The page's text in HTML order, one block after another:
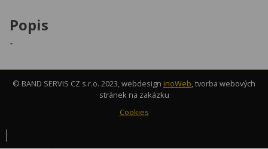
Popis
-
© BAND SERVIS CZ s.r.o. 2023, webdesign inoWeb, tvorba webových
stránek na zakázku
Cookies